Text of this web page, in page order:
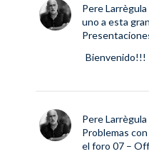
Pere Larrègula
uno a esta
Bienvenido!!!
Pere Larrègula
Problemas
el foro 07 –